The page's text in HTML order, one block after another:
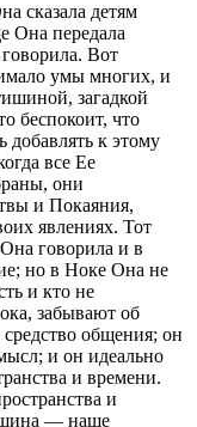
сказала детям
Она передала
Вот
умы многих, и
загадкой
беспокоит, что
добавлять к этому
все Ее
они
и Покаяния,
явлениях. Тот
говорила и в
но в Ноке Она не
и кто не
забывают об
общения; он
и он идеально
и времени.
и
— наше